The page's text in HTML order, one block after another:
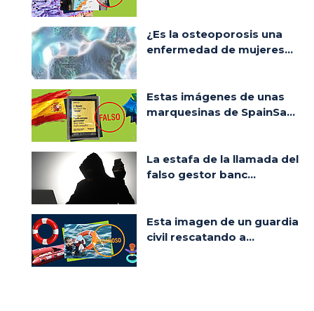
¿Es la osteoporosis una
enfermedad de mujeres...
Estas imágenes de unas
marquesinas de SpainSa...
La estafa de la llamada del
falso gestor banc...
Esta imagen de un guardia
civil rescatando a...